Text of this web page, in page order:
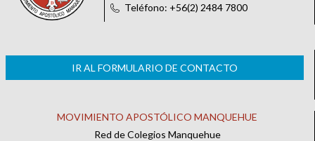
Teléfono: +56(2) 2484 7800
IR AL FORMULARIO DE CONTACTO
MOVIMIENTO APOSTÓLICO MANQUEHUE
Red de Colegios Manquehue